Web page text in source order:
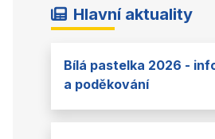
Hlavní aktuality
Bílá pastelka 2026 -
a poděkování